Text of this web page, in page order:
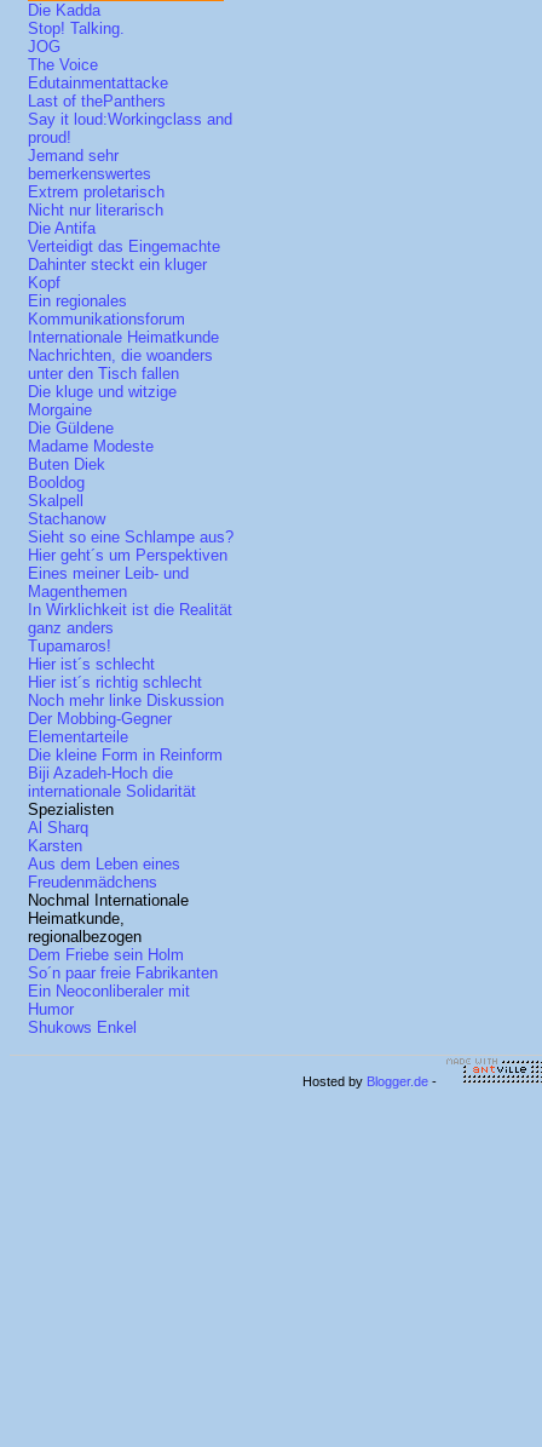
Die Kadda
Stop! Talking.
JOG
The Voice
Edutainmentattacke
Last of thePanthers
Say it loud:Workingclass and
proud!
Jemand sehr
bemerkenswertes
Extrem proletarisch
Nicht nur literarisch
Die Antifa
Verteidigt das Eingemachte
Dahinter steckt ein kluger
Kopf
Ein regionales
Kommunikationsforum
Internationale Heimatkunde
Nachrichten, die woanders
unter den Tisch fallen
Die kluge und witzige
Morgaine
Die Güldene
Madame Modeste
Buten Diek
Booldog
Skalpell
Stachanow
Sieht so eine Schlampe aus?
Hier geht´s um Perspektiven
Eines meiner Leib- und
Magenthemen
In Wirklichkeit ist die Realität
ganz anders
Tupamaros!
Hier ist´s schlecht
Hier ist´s richtig schlecht
Noch mehr linke Diskussion
Der Mobbing-Gegner
Elementarteile
Die kleine Form in Reinform
Biji Azadeh-Hoch die
internationale Solidarität
Spezialisten
Al Sharq
Karsten
Aus dem Leben eines
Freudenmädchens
Nochmal Internationale
Heimatkunde,
regionalbezogen
Dem Friebe sein Holm
So´n paar freie Fabrikanten
Ein Neoconliberaler mit
Humor
Shukows Enkel
Hosted by Blogger.de -